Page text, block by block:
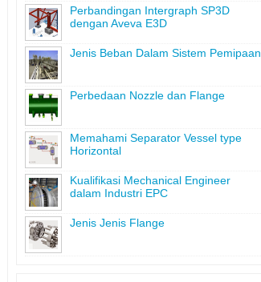
Perbandingan Intergraph SP3D
dengan Aveva E3D
Jenis Beban Dalam Sistem Pemipaan
Perbedaan Nozzle dan Flange
Memahami Separator Vessel type
Horizontal
Kualifikasi Mechanical Engineer
dalam Industri EPC
Jenis Jenis Flange